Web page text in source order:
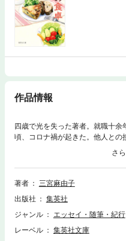
作品情報
四歳で光を失った著者。就職十
頃、コロナ禍が起きた。他人との
への誘導支援も制限され買い物
末、自分が選んだ食材で食卓を
ら選び取ったと確信する生活へ
る」感覚を得ていく姿を瑞々しく
著者
三宮麻由子
出版社
集英社
ジャンル
エッセイ・随筆・紀行
レーベル
集英社文庫